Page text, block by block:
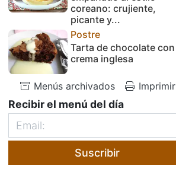
coreano: crujiente,
picante y...
Postre
Tarta de chocolate con
crema inglesa
Menús archivados Imprimir
Recibir el menú del día
Suscribir